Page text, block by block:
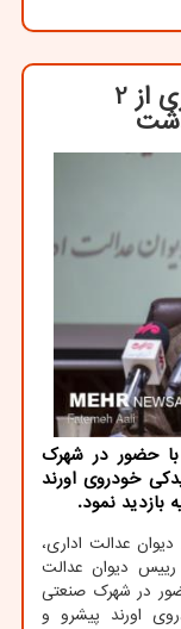
بازدید رییس دیوان عدالت اداری از 2
حضور در شهرک
خودروی اورند
بازدید نمود.
عدالت اداری،
دیوان عدالت
در شهرک صنعتی
اورند پیشرو و